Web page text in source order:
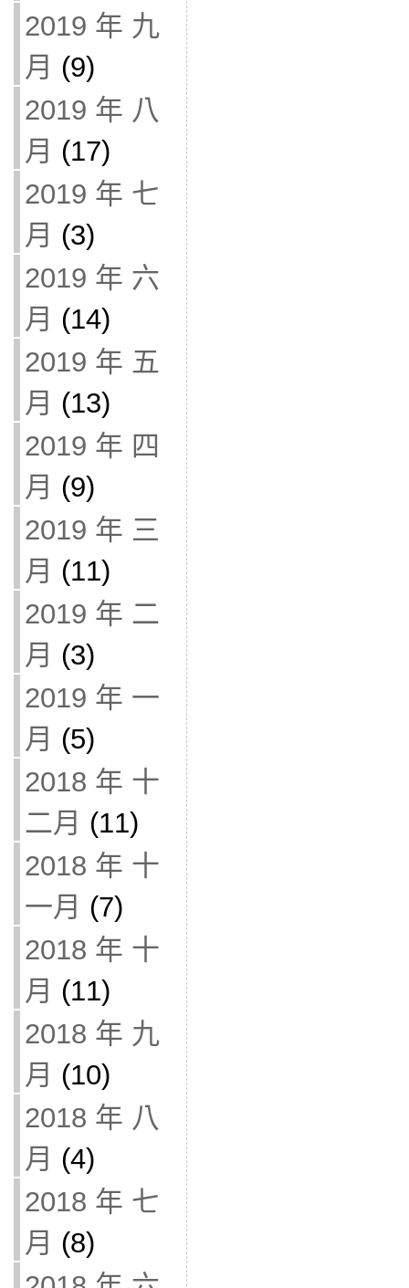
2019 年 九
月 (9)
2019 年 八
月 (17)
2019 年 七
月 (3)
2019 年 六
月 (14)
2019 年 五
月 (13)
2019 年 四
月 (9)
2019 年 三
月 (11)
2019 年 二
月 (3)
2019 年 一
月 (5)
2018 年 十
二月 (11)
2018 年 十
一月 (7)
2018 年 十
月 (11)
2018 年 九
月 (10)
2018 年 八
月 (4)
2018 年 七
月 (8)